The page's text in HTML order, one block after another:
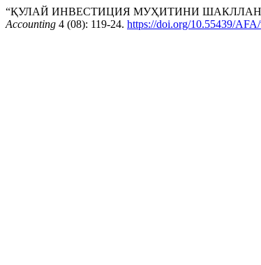
“ҚУЛАЙ ИНВЕСТИЦИЯ МУҲИТИНИ
Accounting 4 (08): 119-24. https://doi.org/10.55439/